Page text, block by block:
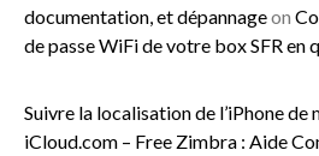
documentation, et dépannageon
de passe WiFi de votre box SFR en
Suivre la localisation de l’iPhone de
iCloud.com – Free Zimbra : Aide